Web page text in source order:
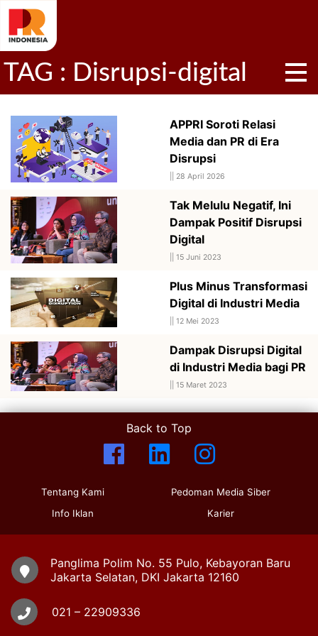
TAG : Disrupsi-digital
APPRI Soroti Relasi
Media dan PR di Era
Disrupsi
28 April 2026
Tak Melulu Negatif, Ini
Dampak Positif Disrupsi
Digital
15 Juni 2023
Plus Minus Transformasi
Digital di Industri Media
12 Mei 2023
Dampak Disrupsi Digital
di Industri Media bagi PR
15 Maret 2023
Back to Top
Tentang Kami
Info Iklan
Pedoman Media Siber
Karier
Panglima Polim No. 55 Pulo, Kebayoran Baru
Jakarta Selatan, DKI Jakarta 12160
021 – 22909336